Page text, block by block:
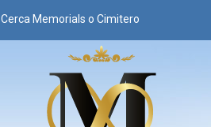
Cerca Memorials o Cimitero